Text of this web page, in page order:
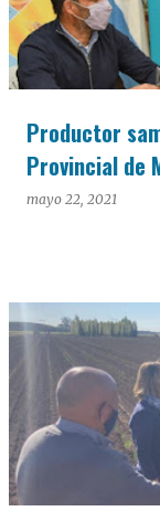
Productor
Provincial de
mayo 22, 2021